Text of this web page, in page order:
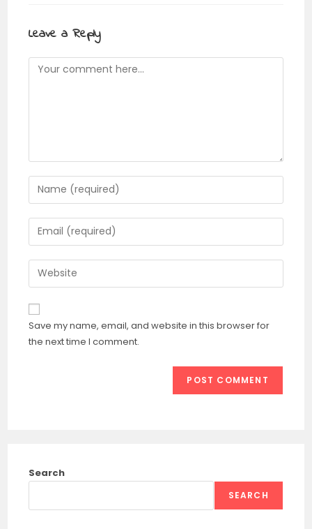
Leave a Reply
Comment
Enter
your
name
or
to
comment
Enter
your
email
address
comment
Enter
your
website
URL
(optional)
Save my name, email, and website in this browser for
the next time I comment.
Search
SEARCH